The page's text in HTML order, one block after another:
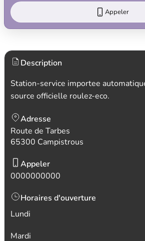
Appeler
Description
Station-service importee
source officielle roulez-eco.
Adresse
Route de Tarbes
65300 Campistrous
Appeler
0000000000
Horaires d'ouverture
Lundi
Mardi